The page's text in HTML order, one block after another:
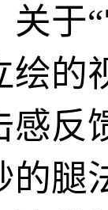
关于
绘的
感反
的腿